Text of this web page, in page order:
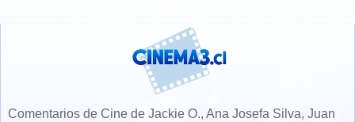
Comentarios de Cine de Jackie O., Ana Josefa Silva, Juan